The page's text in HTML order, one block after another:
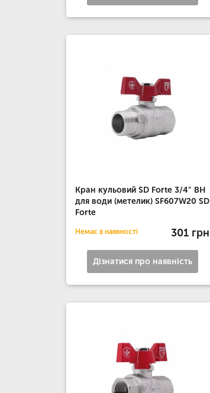
Кран кульовий SD Forte 3/4" ВН
для води (метелик) SF607W20 SD
Forte
Немає в наявності 301 грн
Дізнатися про наявність